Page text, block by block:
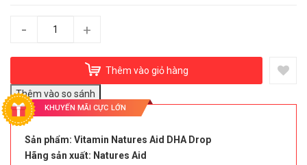
- +
Thêm vào giỏ hàng
KHUYẾN MÃI CỰC LỚN
Sản phẩm: Vitamin Natures Aid DHA Drop
Hãng sản xuất: Natures Aid